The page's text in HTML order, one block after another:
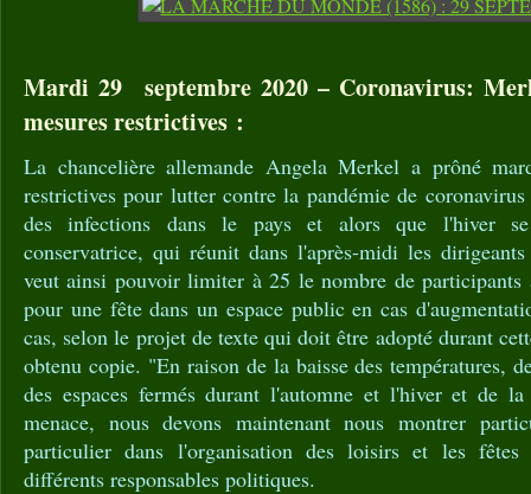
Mardi 29 septembre 2020 – Coronavirus:
mesures restrictives :
La chancelière allemande Angela Merkel a prôné
restrictives pour lutter contre la pandémie de
des infections dans le pays et alors que l'hiver
conservatrice, qui réunit dans l'après-midi les
veut ainsi pouvoir limiter à 25 le nombre de
pour une fête dans un espace public en cas
cas, selon le projet de texte qui doit être adopté durant
obtenu copie. "En raison de la baisse des températures,
des espaces fermés durant l'automne et l'hiver et de
menace, nous devons maintenant nous montrer
particulier dans l'organisation des loisirs et les fêtes
différents responsables politiques.